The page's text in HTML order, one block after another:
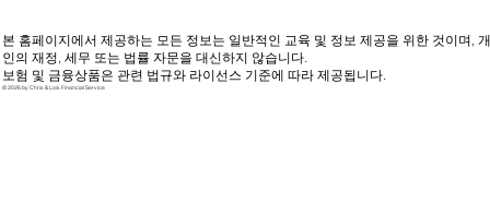
본 홈페이지에서 제공하는 모든 정보는 일반적인 교육 및 정보 제공을 위한 것이며, 개
인의 재정, 세무 또는 법률 자문을 대신하지 않습니다.
보험 및 금융상품은 관련 법규와 라이선스 기준에 따라 제공됩니다.
© 2026 by Chris & Lois Financial Service